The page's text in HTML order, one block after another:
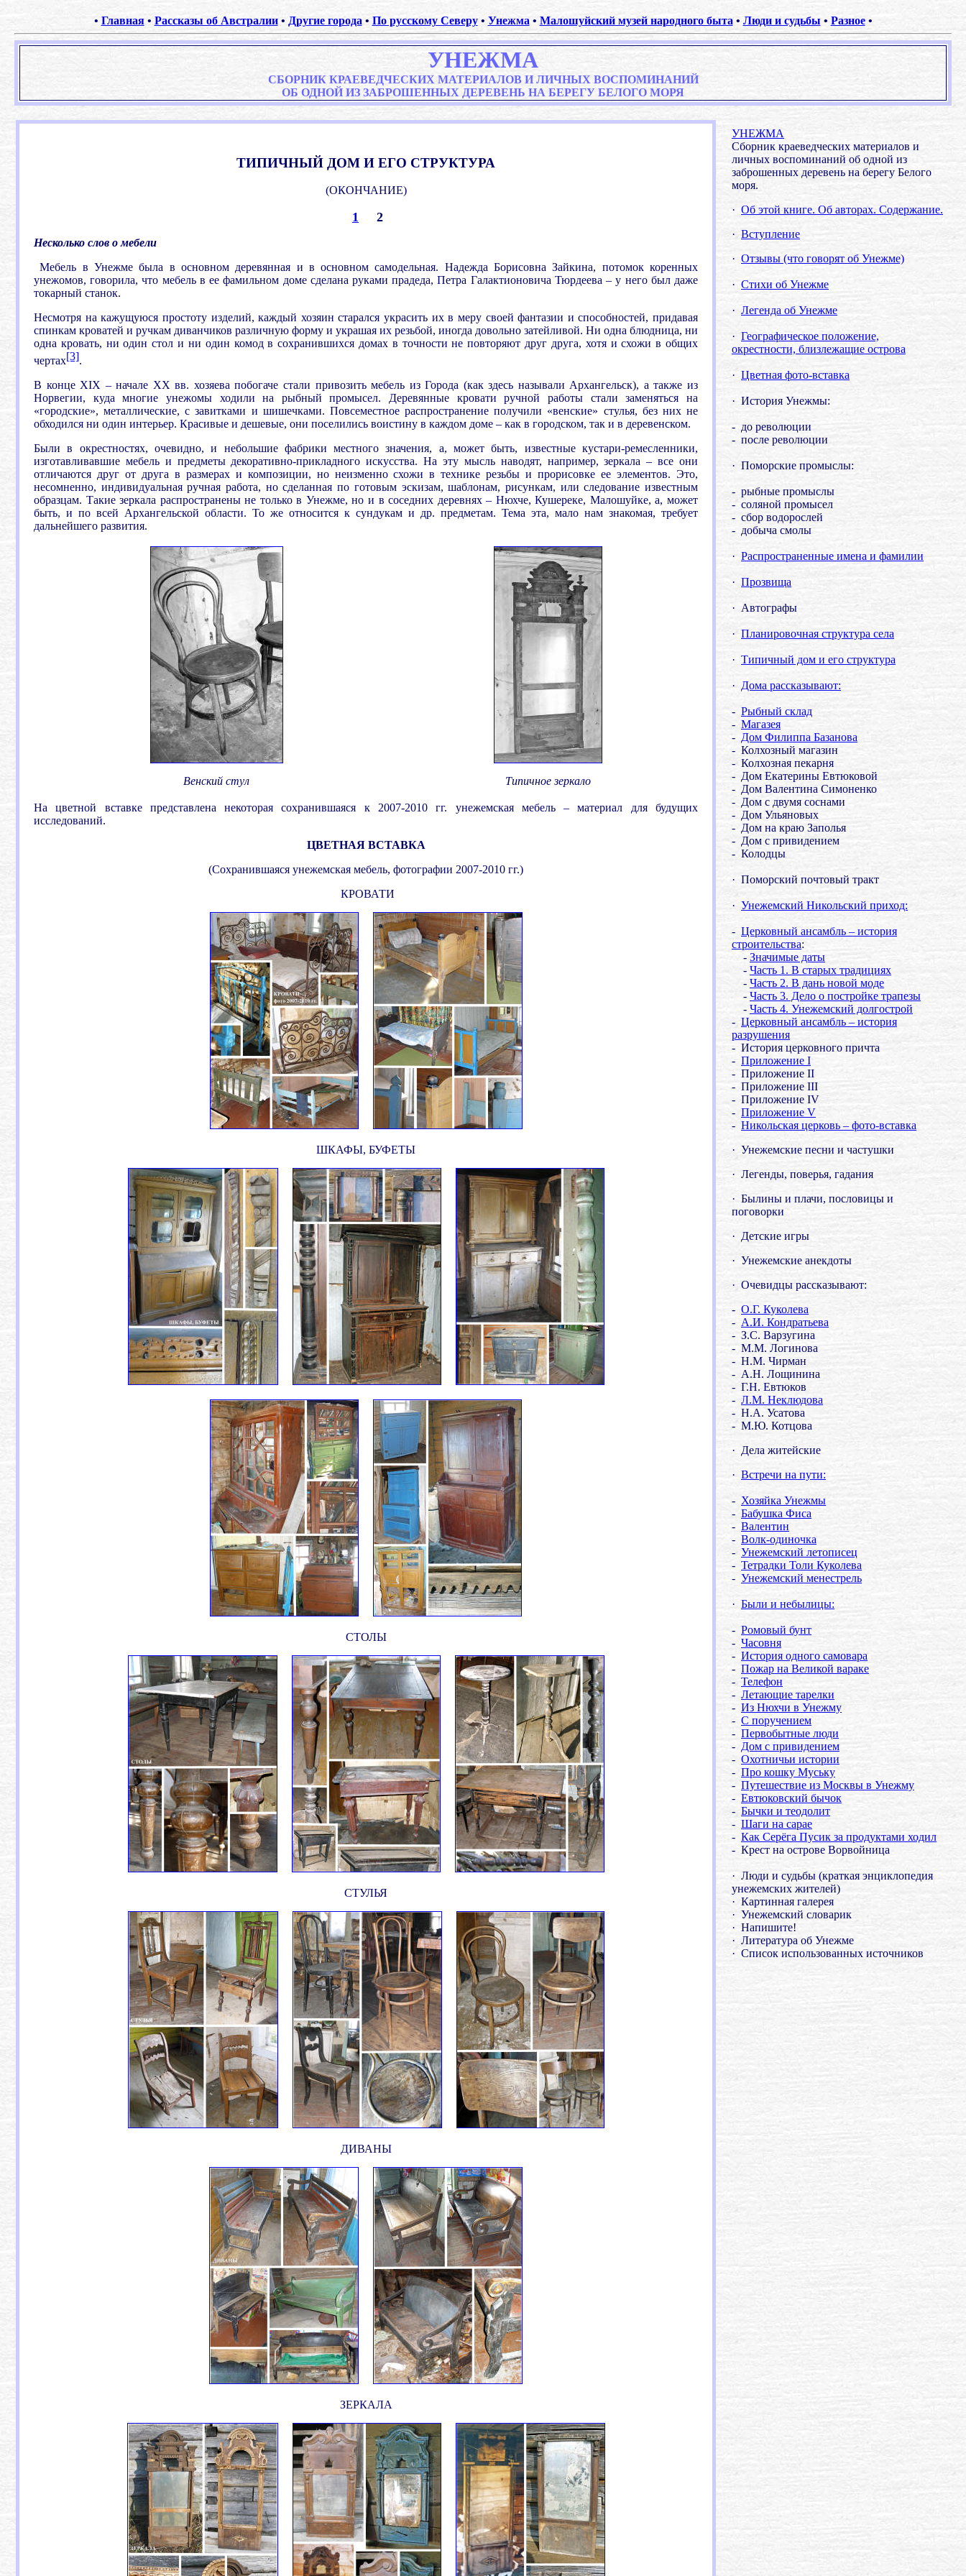
• Главная• Рассказы об Австралии• Другие города • По русскому Северу• Унежма • Малошуйский музей народного быта • Люди и судьбы • Разное•
УНЕЖМА
СБОРНИК КРАЕВЕДЧЕСКИХ МАТЕРИАЛОВ И ЛИЧНЫХ ВОСПОМИНАНИЙ
ОБ ОДНОЙ ИЗ ЗАБРОШЕННЫХ ДЕРЕВЕНЬ НА БЕРЕГУ БЕЛОГО МОРЯ
ТИПИЧНЫЙ ДОМ И ЕГО СТРУКТУРА
(ОКОНЧАНИЕ)
1 2
Несколько слов о мебели
Мебель в Унежме была в основном деревянная и в основном самодельная. Надежда Борисовна Зайкина, потомок коренных
унежомов, говорила, что мебель в ее фамильном доме сделана руками прадеда, Петра Галактионовича Тюрдеева – у него был даже
токарный станок.
Несмотря на кажущуюся простоту изделий, каждый хозяин старался украсить их в меру своей фантазии и способностей, придавая
спинкам кроватей и ручкам диванчиков различную форму и украшая их резьбой, иногда довольно затейливой. Ни одна блюдница, ни
одна кровать, ни один стол и ни один комод в сохранившихся домах в точности не повторяют друг друга, хотя и схожи в общих
чертах[3].
В конце ХIХ – начале XX вв. хозяева побогаче стали привозить мебель из Города (как здесь называли Архангельск), а также из
Норвегии, куда многие унежомы ходили на рыбный промысел. Деревянные кровати ручной работы стали заменяться на
«городские», металлические, с завитками и шишечками. Повсеместное распространение получили «венские» стулья, без них не
обходился ни один интерьер. Красивые и дешевые, они поселились воистину в каждом доме – как в городском, так и в деревенском.
Были в окрестностях, очевидно, и небольшие фабрики местного значения, а, может быть, известные кустари-ремесленники,
изготавливавшие мебель и предметы декоративно-прикладного искусства. На эту мысль наводят, например, зеркала – все они
отличаются друг от друга в размерах и композиции, но неизменно схожи в технике резьбы и прорисовке ее элементов. Это,
несомненно, индивидуальная ручная работа, но сделанная по готовым эскизам, шаблонам, рисункам, или следование известным
образцам. Такие зеркала распространены не только в Унежме, но и в соседних деревнях – Нюхче, Кушереке, Малошуйке, а, может
быть, и по всей Архангельской области. То же относится к сундукам и др. предметам. Тема эта, мало нам знакомая, требует
дальнейшего развития.
Венский стул Типичное зеркало
На цветной вставке представлена некоторая сохранившаяся к 2007-2010 гг. унежемская мебель – материал для будущих
исследований.
ЦВЕТНАЯ ВСТАВКА
(Сохранившаяся унежемская мебель, фотографии 2007-2010 гг.)
КРОВАТИ
ШКАФЫ, БУФЕТЫ
СТОЛЫ
СТУЛЬЯ
ДИВАНЫ
ЗЕРКАЛА
УНЕЖМА
Сборник краеведческих материалов и
личных воспоминаний об одной из
заброшенных деревень на берегу Белого
моря.
· Об этой книге. Об авторах. Содержание.
· Вступление
· Отзывы (что говорят об Унежме)
· Стихи об Унежме
· Легенда об Унежме
· Географическое положение,
окрестности, близлежащие острова
· Цветная фото-вставка
· История Унежмы:
- до революции
- после революции
· Поморские промыслы:
- рыбные промыслы
- соляной промысел
- сбор водорослей
- добыча смолы
· Распространенные имена и фамилии
· Прозвища
· Автографы
· Планировочная структура села
· Типичный дом и его структура
· Дома рассказывают:
- Рыбный склад
- Магазея
- Дом Филиппа Базанова
- Колхозный магазин
- Колхозная пекарня
- Дом Екатерины Евтюковой
- Дом Валентина Симоненко
- Дом с двумя соснами
- Дом Ульяновых
- Дом на краю Заполья
- Дом с привидением
- Колодцы
· Поморский почтовый тракт
· Унежемский Никольский приход:
- Церковный ансамбль–история
строительства:
- Значимые даты
- Часть 1. В старых традициях
- Часть 2. В дань новой моде
- Часть 3. Дело о постройке трапезы
- Часть 4. Унежемский долгострой
- Церковный ансамбль– история
разрушения
- История церковного причта
- Приложение I
- Приложение II
- Приложение III
- Приложение IV
- Приложение V
- Никольская церковь–фото-вставка
· Унежемские песни и частушки
· Легенды, поверья, гадания
· Былины и плачи, пословицы и
поговорки
· Детские игры
· Унежемские анекдоты
· Очевидцы рассказывают:
- О.Г. Куколева
- А.И. Кондратьева
- З.С. Варзугина
- М.М. Логинова
- Н.М. Чирман
- А.Н. Лощинина
- Г.Н. Евтюков
- Л.М. Неклюдова
- Н.А. Усатова
- М.Ю. Котцова
· Дела житейские
· Встречи на пути:
- Хозяйка Унежмы
- Бабушка Фиса
- Валентин
- Волк-одиночка
- Унежемский летописец
- Тетрадки Толи Куколева
- Унежемский менестрель
· Были и небылицы:
- Ромовый бунт
- Часовня
- История одного самовара
- Пожар на Великой вараке
- Телефон
- Летающие тарелки
- Из Нюхчи в Унежму
- С поручением
- Первобытные люди
- Дом с привидением
- Охотничьи истории
- Про кошку Муську
- Путешествие из Москвы в Унежму
- Евтюковский бычок
- Бычки и теодолит
- Шаги на сарае
- Как Серёга Пусик за продуктами ходил
- Крест на острове Ворвойница
· Люди и судьбы (краткая энциклопедия
унежемских жителей)
· Картинная галерея
· Унежемский словарик
· Напишите!
· Литература об Унежме
· Список использованных источников